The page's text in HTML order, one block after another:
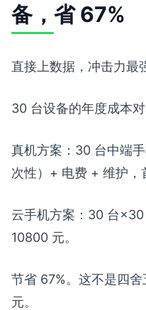
备，省 67%
直接上数据，冲击力最
30 台设备的年度成本对
真机方案：30 台中端
次性）+ 电费 + 维护，
云手机方案：30 台
10800 元。
节省 67%。这不是四
元。